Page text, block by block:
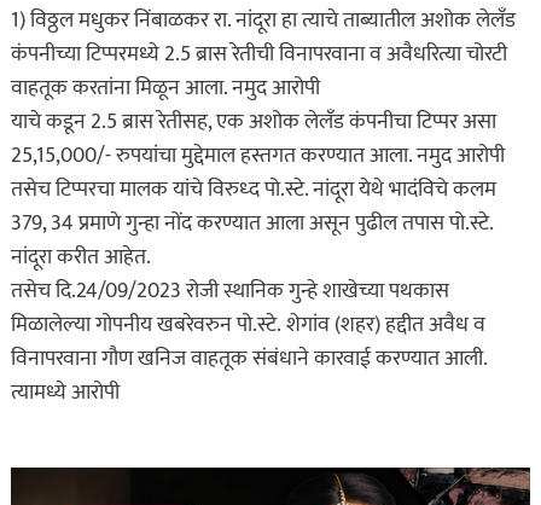
1) विठ्ठल मधुकर निंबाळकर रा. नांदूरा हा त्याचे ताब्यातील अशोक लेलँड
कंपनीच्या टिप्परमध्ये 2.5 ब्रास रेतीची विनापरवाना व अवैधरित्या चोरटी
वाहतूक करतांना मिळून आला. नमुद आरोपी
याचे कडून 2.5 ब्रास रेतीसह, एक अशोक लेलँड कंपनीचा टिप्पर असा
25,15,000/- रुपयांचा मुद्देमाल हस्तगत करण्यात आला. नमुद आरोपी
तसेच टिप्परचा मालक यांचे विरुध्द पो.स्टे. नांदूरा येथे भादंविचे कलम
379, 34 प्रमाणे गुन्हा नोंद करण्यात आला असून पुढील तपास पो.स्टे.
नांदूरा करीत आहेत.
तसेच दि.24/09/2023 रोजी स्थानिक गुन्हे शाखेच्या पथकास
मिळालेल्या गोपनीय खबरेवरुन पो.स्टे. शेगांव (शहर) हद्दीत अवैध व
विनापरवाना गौण खनिज वाहतूक संबंधाने कारवाई करण्यात आली.
त्यामध्ये आरोपी